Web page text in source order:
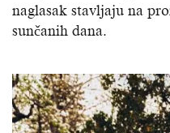
naglasak stavljaju na
sunčanih dana.